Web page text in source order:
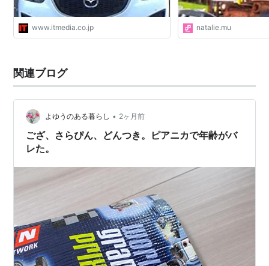
編集：ケン・シュレッツマン
音楽：ランディ・ニューマン
オーウェン・ウィルソン
ポール・ニューマン
ボニー・ハント
ラリー・ザ・ケイブル・ガイ
チーチ・マリン
トニー・シャルーブ
グイド・クアローニ
ジェニファー・ルイス
ジョージ・カーリン
ボブ・コスタス
ダレル・ウォルトリップ
www.itmedia.co.jp natalie.mu
関連ブログ
よゆうのある暮らし • 2ヶ月前
ござ、さらぴん、どんつき。ピアニカで年齢がバ
レた。